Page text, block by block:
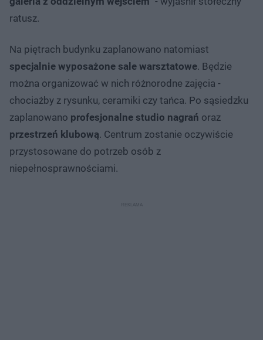
ratusz.
Na piętrach budynku zaplanowano natomiast
specjalnie wyposażone sale warsztatowe. Będzie
można organizować w nich różnorodne zajęcia -
chociażby z rysunku, ceramiki czy tańca. Po sąsiedzku
zaplanowano profesjonalne studio nagrań oraz
przestrzeń klubową. Centrum zostanie oczywiście
przystosowane do potrzeb osób z
niepełnosprawnościami.